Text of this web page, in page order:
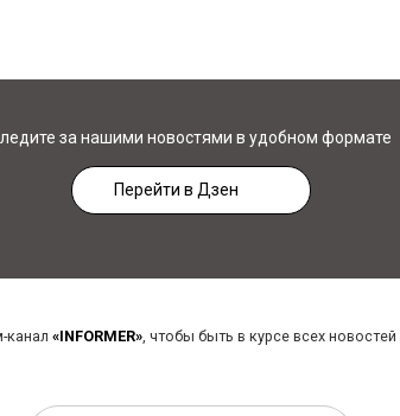
за нашими новостями в удобном формате
Перейти в Дзен
канал «INFORMER», чтобы быть в курсе всех